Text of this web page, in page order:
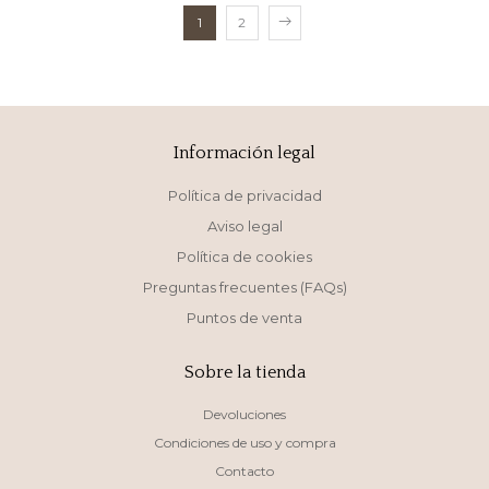
1 2
Información legal
Política de privacidad
Aviso legal
Política de cookies
Preguntas frecuentes (FAQs)
Puntos de venta
Sobre la tienda
Devoluciones
Condiciones de uso y compra
Contacto